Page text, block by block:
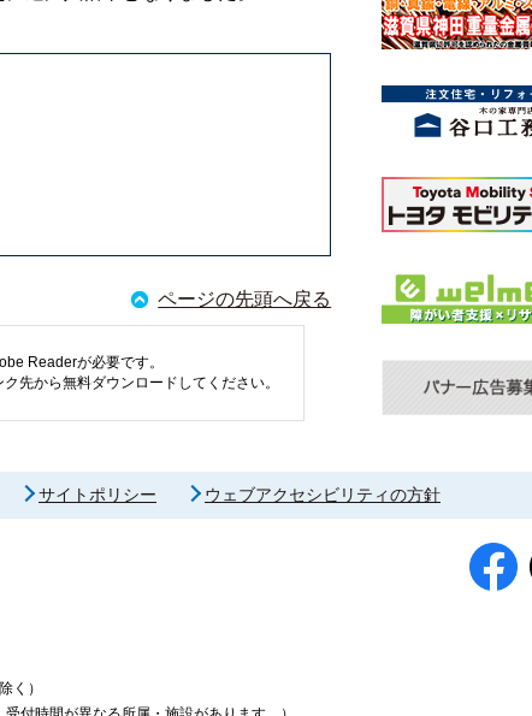
ページの先頭へ戻る
Readerが必要です。
先から無料ダウンロードしてください。
サイトポリシー ウェブアクセシビリティの方針
く）